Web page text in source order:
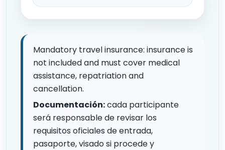
Mandatory travel insurance: insurance is
not included and must cover medical
assistance, repatriation and
cancellation.
Documentación:cada participante
será responsable de revisar los
requisitos oficiales de entrada,
pasaporte, visado si procede y